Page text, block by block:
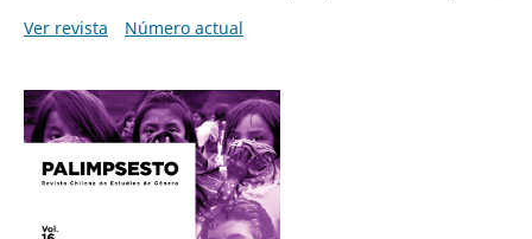
Ver revista
Número actual